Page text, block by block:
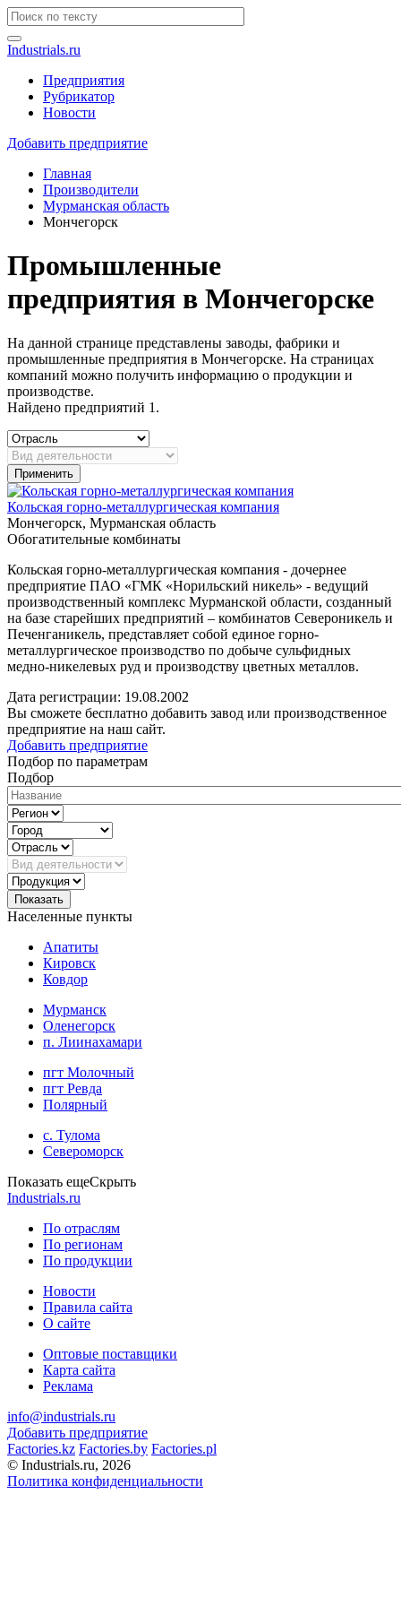
Industrials.ru
Предприятия
Рубрикатор
Новости
Добавить предприятие
Главная
Производители
Мурманская область
Мончегорск
Промышленные
предприятия в Мончегорске
На данной странице представлены заводы, фабрики и
промышленные предприятия в Мончегорске. На страницах
компаний можно получить информацию о продукции и
производстве.
Найдено предприятий 1.
Применить
Кольская горно-металлургическая компания
Мончегорск, Мурманская область
Обогатительные комбинаты
Кольская горно-металлургическая компания - дочернее
предприятие ПАО «ГМК «Норильский никель» - ведущий
производственный комплекс Мурманской области, созданный
на базе старейших предприятий – комбинатов Североникель и
Печенганикель, представляет собой единое горно-
металлургическое производство по добыче сульфидных
медно-никелевых руд и производству цветных металлов.
Дата регистрации: 19.08.2002
Вы сможете бесплатно добавить завод или производственное
предприятие на наш сайт.
Добавить предприятие
Подбор по параметрам
Подбор
Показать
Населенные пункты
Апатиты
Кировск
Ковдор
Мурманск
Оленегорск
п. Лиинахамари
пгт Молочный
пгт Ревда
Полярный
с. Тулома
Североморск
Показать ещеСкрыть
Industrials.ru
По отраслям
По регионам
По продукции
Новости
Правила сайта
О сайте
Оптовые поставщики
Карта сайта
Реклама
info@industrials.ru
Добавить предприятие
Factories.kz Factories.by Factories.pl
© Industrials.ru, 2026
Политика конфиденциальности